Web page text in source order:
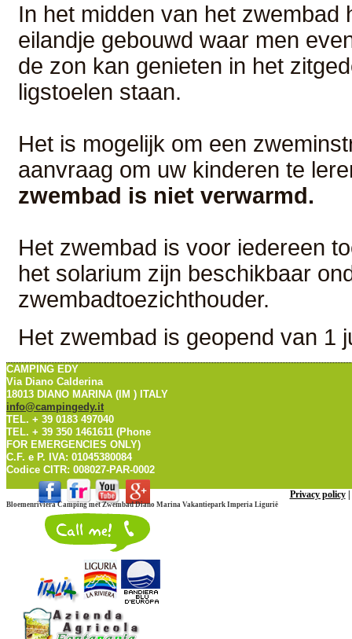
In het midden van het zwembad
eilandje gebouwd waar men
de zon kan genieten in het
ligstoelen staan.
Het is mogelijk om een
aanvraag om uw kinderen te
zwembad is niet verwarmd.
Het zwembad is voor iedereen
het solarium zijn beschikbaar
zwembadtoezichthouder.
Het zwembad is geopend van 1
CAMPING EDY
Via Diano Calderina
18013 DIANO MARINA (IM ) ITALY
info@campingedy.it
TEL. + 39 0183 497040
TEL. + 39 350 1461611 (Phone
FOR EMERGENCIES ONLY)
C.F. e P. IVA: 01045380084
Codice CITR: 008027-PAR-0002
Privacy policy|
Bloemenriviera Camping met Zwembad Diano Marina Vakantiepark Imperia Ligurië